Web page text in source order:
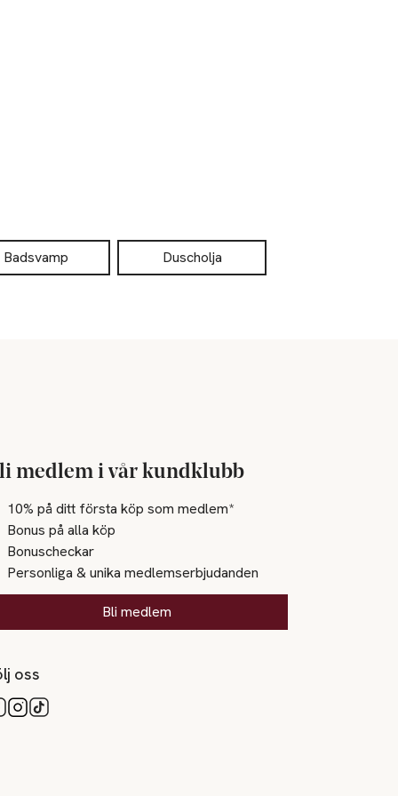
Badsvamp Duscholja
medlem i vår kundklubb
10% på ditt första köp som medlem*
Bonus på alla köp
Bonuscheckar
Personliga & unika medlemserbjudanden
Bli medlem
oss